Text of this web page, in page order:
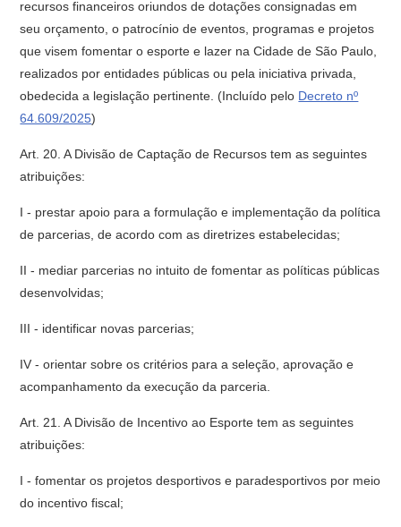
recursos financeiros oriundos de dotações consignadas em
seu orçamento, o patrocínio de eventos, programas e projetos
que visem fomentar o esporte e lazer na Cidade de São Paulo,
realizados por entidades públicas ou pela iniciativa privada,
obedecida a legislação pertinente. (Incluído pelo Decreto nº
64.609/2025)
Art. 20. A Divisão de Captação de Recursos tem as seguintes
atribuições:
I - prestar apoio para a formulação e implementação da política
de parcerias, de acordo com as diretrizes estabelecidas;
II - mediar parcerias no intuito de fomentar as políticas públicas
desenvolvidas;
III - identificar novas parcerias;
IV - orientar sobre os critérios para a seleção, aprovação e
acompanhamento da execução da parceria.
Art. 21. A Divisão de Incentivo ao Esporte tem as seguintes
atribuições:
I - fomentar os projetos desportivos e paradesportivos por meio
do incentivo fiscal;